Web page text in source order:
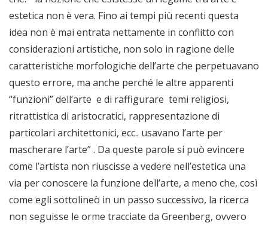
estetica non è vera. Fino ai tempi più recenti questa
idea non è mai entrata nettamente in conflitto con
considerazioni artistiche, non solo in ragione delle
caratteristiche morfologiche dell’arte che perpetuavano
questo errore, ma anche perché le altre apparenti
“funzioni” dell’arte e di raffigurare temi religiosi,
ritrattistica di aristocratici, rappresentazione di
particolari architettonici, ecc.. usavano l’arte per
mascherare l’arte” . Da queste parole si può evincere
come l’artista non riuscisse a vedere nell’estetica una
via per conoscere la funzione dell’arte, a meno che, così
come egli sottolineò in un passo successivo, la ricerca
non seguisse le orme tracciate da Greenberg, ovvero